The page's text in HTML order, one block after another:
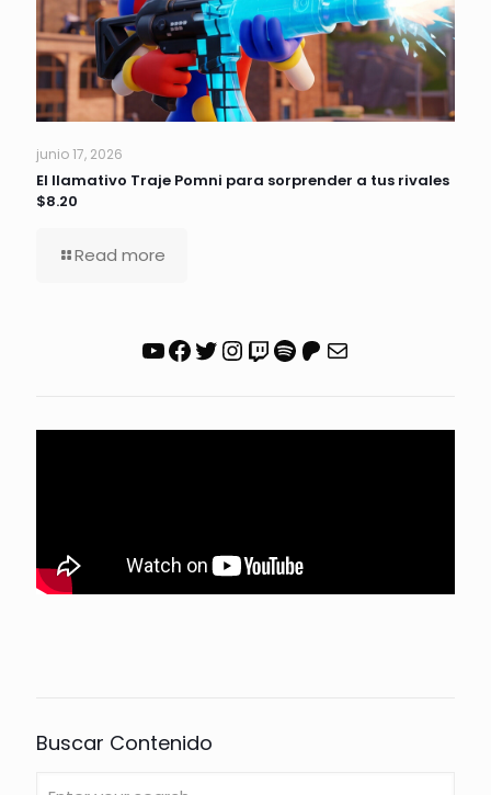
junio 17, 2026
El llamativo Traje Pomni para sorprender a tus rivales
$8.20
Read more
YouTube
Facebook
Twitter
Instagram
Twitch
Spotify
Patreon
Correo electrónico
Buscar Contenido